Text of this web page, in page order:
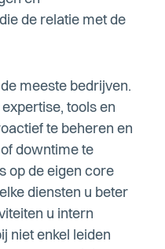
de relatie met de
de meeste bedrijven.
tools en
te beheren en
downtime te
op de eigen core
diensten u beter
u intern
niet enkel leiden